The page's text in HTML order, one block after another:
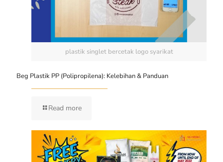
plastik singlet bercetak logo syarikat
Beg Plastik PP (Polipropilena): Kelebihan & Panduan
Read more